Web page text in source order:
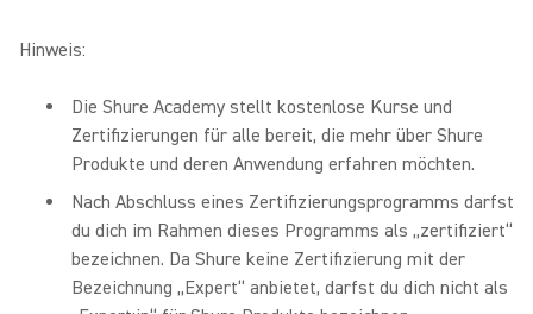
Hinweis:
Die Shure Academy stellt kostenlose Kurse und
Zertifizierungen für alle bereit, die mehr über Shure
Produkte und deren Anwendung erfahren möchten.
Nach Abschluss eines Zertifizierungsprogramms darfst
du dich im Rahmen dieses Programms als „zertifiziert“
bezeichnen. Da Shure keine Zertifizierung mit der
Bezeichnung „Expert“ anbietet, darfst du dich nicht als